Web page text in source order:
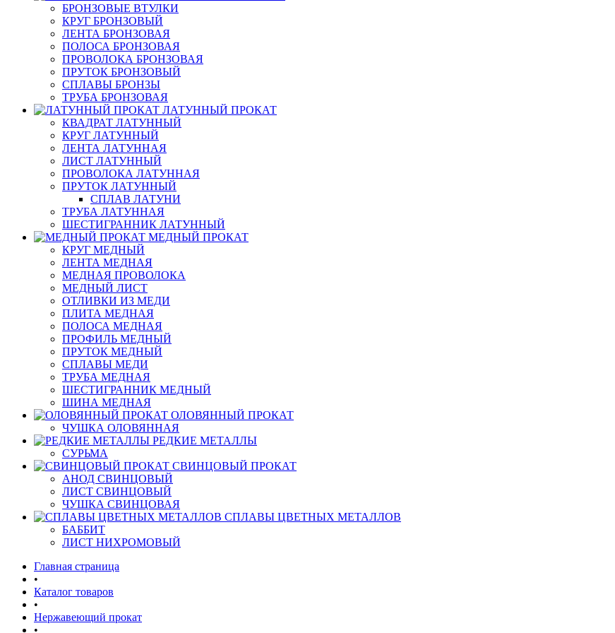
БРОНЗОВЫЕ ВТУЛКИ
КРУГ БРОНЗОВЫЙ
ЛЕНТА БРОНЗОВАЯ
ПОЛОСА БРОНЗОВАЯ
ПРОВОЛОКА БРОНЗОВАЯ
ПРУТОК БРОНЗОВЫЙ
СПЛАВЫ БРОНЗЫ
ТРУБА БРОНЗОВАЯ
ЛАТУННЫЙ ПРОКАТ
КВАДРАТ ЛАТУННЫЙ
КРУГ ЛАТУННЫЙ
ЛЕНТА ЛАТУННАЯ
ЛИСТ ЛАТУННЫЙ
ПРОВОЛОКА ЛАТУННАЯ
ПРУТОК ЛАТУННЫЙ
СПЛАВ ЛАТУНИ
ТРУБА ЛАТУННАЯ
ШЕСТИГРАННИК ЛАТУННЫЙ
МЕДНЫЙ ПРОКАТ
КРУГ МЕДНЫЙ
ЛЕНТА МЕДНАЯ
МЕДНАЯ ПРОВОЛОКА
МЕДНЫЙ ЛИСТ
ОТЛИВКИ ИЗ МЕДИ
ПЛИТА МЕДНАЯ
ПОЛОСА МЕДНАЯ
ПРОФИЛЬ МЕДНЫЙ
ПРУТОК МЕДНЫЙ
СПЛАВЫ МЕДИ
ТРУБА МЕДНАЯ
ШЕСТИГРАННИК МЕДНЫЙ
ШИНА МЕДНАЯ
ОЛОВЯННЫЙ ПРОКАТ
ЧУШКА ОЛОВЯННАЯ
РЕДКИЕ МЕТАЛЛЫ
СУРЬМА
СВИНЦОВЫЙ ПРОКАТ
АНОД СВИНЦОВЫЙ
ЛИСТ СВИНЦОВЫЙ
ЧУШКА СВИНЦОВАЯ
СПЛАВЫ ЦВЕТНЫХ МЕТАЛЛОВ
БАББИТ
ЛИСТ НИХРОМОВЫЙ
Главная страница
•
Каталог товаров
•
Нержавеющий прокат
•